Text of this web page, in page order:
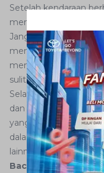
Setelah kendaraan
menambah
Jangan
menginjak gas terlalu
mengganggu
sulit untuk
Selalu perhatikan
dan pastikan untuk
yang tepat. Sebab
dalam posisi lambat
lainnya dan tentunya
Baca juga:Jangan